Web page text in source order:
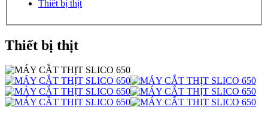
Thiết bị thịt
Thiết bị thịt